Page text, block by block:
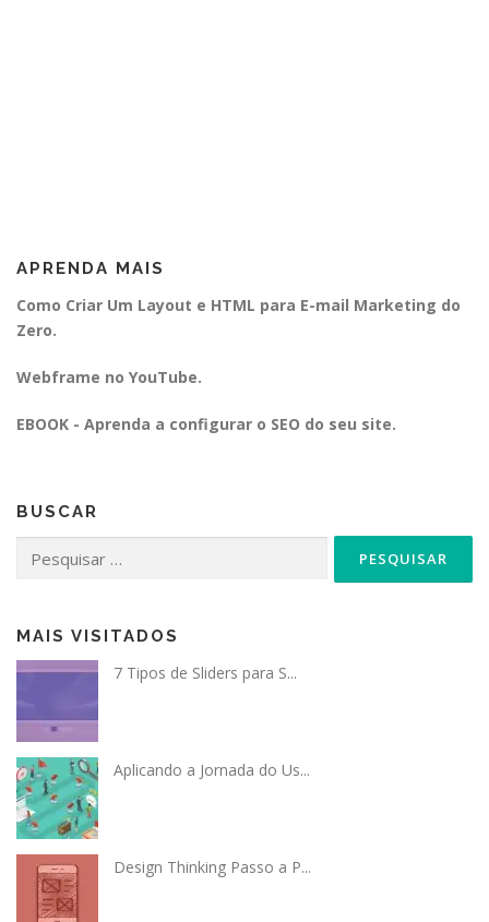
APRENDA MAIS
Como Criar Um Layout e HTML para E-mail Marketing do
Zero.
Webframe no YouTube.
EBOOK - Aprenda a configurar o SEO do seu site.
BUSCAR
por:
MAIS VISITADOS
7 Tipos de Sliders para S...
Aplicando a Jornada do Us...
Design Thinking Passo a P...